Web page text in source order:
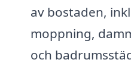
av bostaden,
moppning,
och